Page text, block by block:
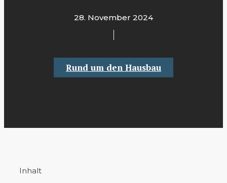
28. November 2024
Rund um den Hausbau
Inhalt